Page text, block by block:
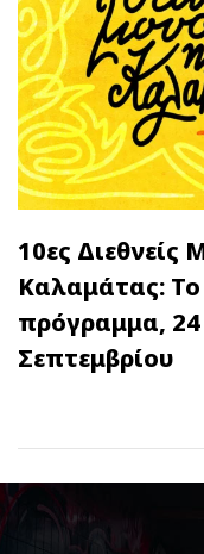
10ες Διεθνείς
Καλαμάτας: Το
πρόγραμμα,
Σεπτεμβρίου